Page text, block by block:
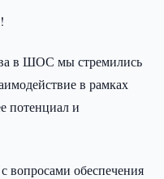
в ШОС мы стремились
в рамках
потенциал и
вопросами обеспечения